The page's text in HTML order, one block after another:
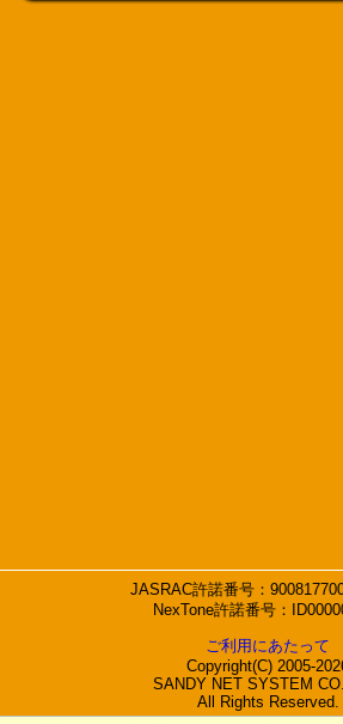
JASRAC許諾番号：
NexTone許諾番号：
ご利用にあたって
Copyright(C) 2005-
SANDY NET SYSTEM
All Rights Reserved.